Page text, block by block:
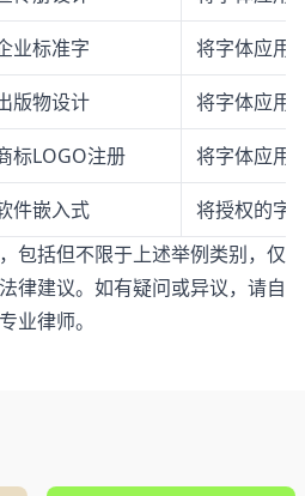
业标准字 将字体应用
版物设计 将字体应用
标LOGO注册 将字体应用
件嵌入式
将授权的字
包括但不限于上述举例类别，仅
律建议。如有疑问或异议，请自
业律师。